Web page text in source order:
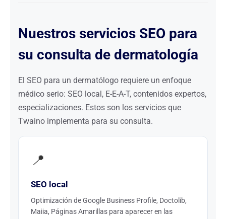
Nuestros servicios SEO para
su consulta de dermatología
El SEO para un dermatólogo requiere un enfoque
médico serio: SEO local, E-E-A-T, contenidos expertos,
especializaciones. Estos son los servicios que
Twaino implementa para su consulta.
📍
SEO local
Optimización de Google Business Profile, Doctolib,
Maiia, Páginas Amarillas para aparecer en las